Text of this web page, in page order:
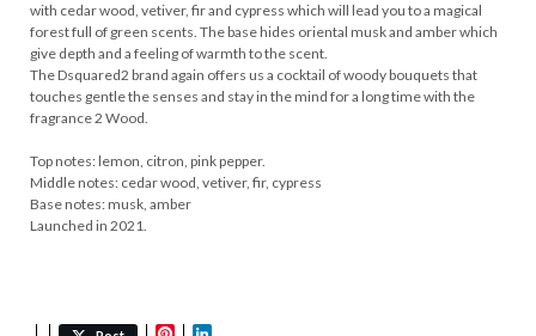
with cedar wood, vetiver, fir and cypress which will lead you to a magical
forest full of green scents. The base hides oriental musk and amber which
give depth and a feeling of warmth to the scent.
The Dsquared2 brand again offers us a cocktail of woody bouquets that
touches gentle the senses and stay in the mind for a long time with the
fragrance 2 Wood.
Top notes: lemon, citron, pink pepper.
Middle notes: cedar wood, vetiver, fir, cypress
Base notes: musk, amber
Launched in 2021.